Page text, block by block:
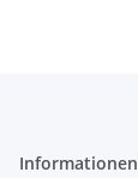
Informationen